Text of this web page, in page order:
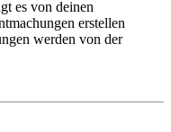
es von deinen
erstellen
werden von der